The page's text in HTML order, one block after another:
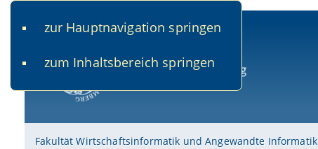
zur Hauptnavigation springen
zum Inhaltsbereich springen
Fakultät Wirtschaftsinformatik und Angewandte Informatik